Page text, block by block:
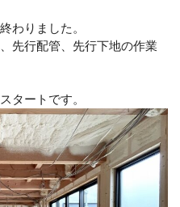
わりました。
先行配管、先行下地の作業
タートです。